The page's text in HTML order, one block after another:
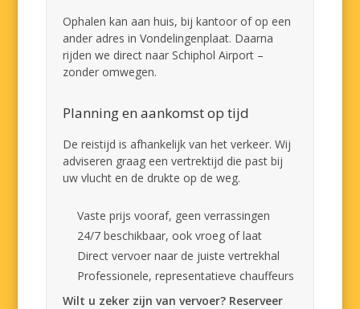
Ophalen kan aan huis, bij kantoor of op een
ander adres in Vondelingenplaat. Daarna
rijden we direct naar Schiphol Airport –
zonder omwegen.
Planning en aankomst op tijd
De reistijd is afhankelijk van het verkeer. Wij
adviseren graag een vertrektijd die past bij
uw vlucht en de drukte op de weg.
Vaste prijs vooraf, geen verrassingen
24/7 beschikbaar, ook vroeg of laat
Direct vervoer naar de juiste vertrekhal
Professionele, representatieve chauffeurs
Wilt u zeker zijn van vervoer? Reserveer